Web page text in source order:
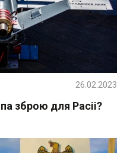
зброю для Расіі?
26.02.2023